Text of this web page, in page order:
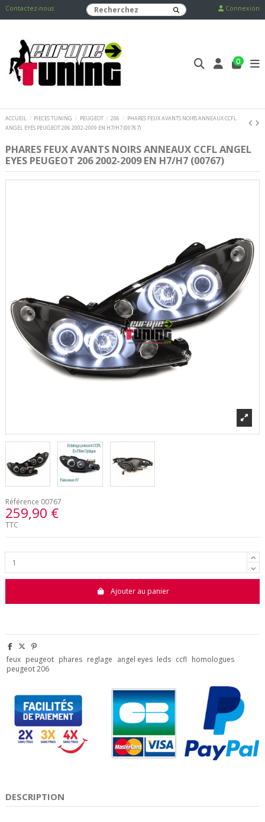
Contactez-nous Connexion
0
ACCUEIL PIECES TUNING PEUGEOT 206
PHARES FEUX AVANTS NOIRS ANNEAUX CCFL
ANGEL EYES PEUGEOT 206 2002-2009 EN H7/H7 (00767)
PHARES FEUX AVANTS NOIRS ANNEAUX CCFL ANGEL
EYES PEUGEOT 206 2002-2009 EN H7/H7 (00767)
Référence 00767
259,90 €
TTC
Ajouter au panier
feux peugeot phares reglage angel eyes leds ccfl homologues
peugeot 206
DESCRIPTION